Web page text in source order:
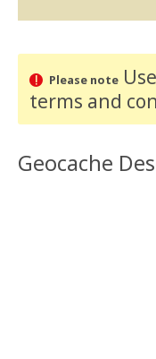
Please note
terms and
Geocache